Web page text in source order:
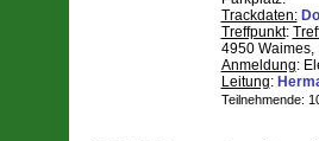
Trackdaten:
Treffpunkt:
4950 Waimes,
Anmeldung:
Leitung:
Teilnehmende: